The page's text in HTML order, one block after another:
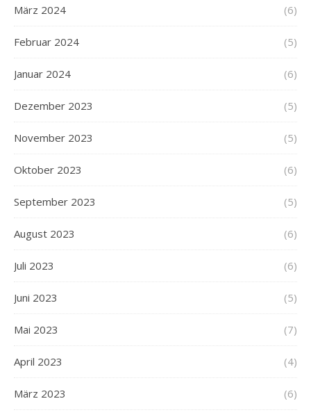
März 2024 (6)
Februar 2024 (5)
Januar 2024 (6)
Dezember 2023 (5)
November 2023 (5)
Oktober 2023 (6)
September 2023 (5)
August 2023 (6)
Juli 2023 (6)
Juni 2023 (5)
Mai 2023 (7)
April 2023 (4)
März 2023 (6)